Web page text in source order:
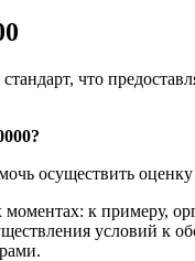
что
осуществить
к примеру,
условий к